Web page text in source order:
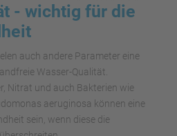
- wichtig für die
auch andere Parameter eine
Wasser-Qualität.
Nitrat und auch Bakterien wie
aeruginosa können eine
sein, wenn diese die